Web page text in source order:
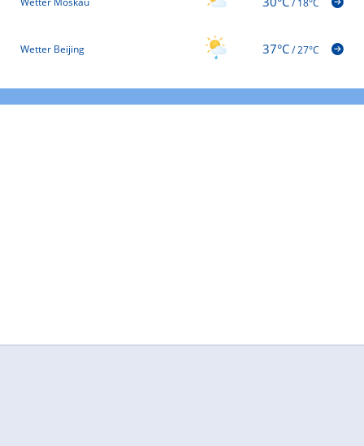
/18°C
Wetter Beijing 37°C/27°C